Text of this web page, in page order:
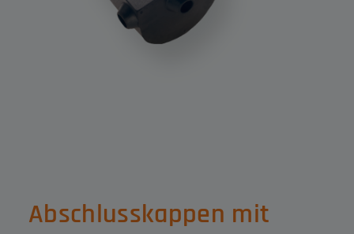
Abschlusskappen mit